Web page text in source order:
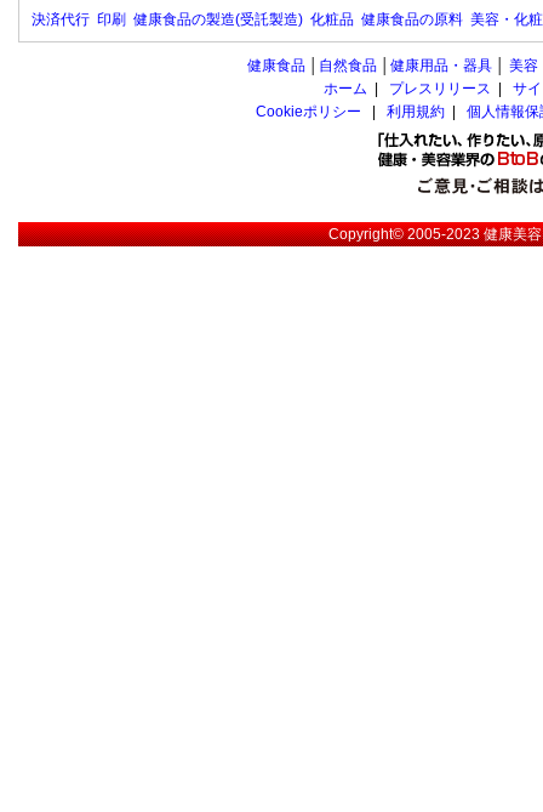
決済代行 印刷 健康食品の製造(受託製造) 化粧品 健康食品の原料 美容・化
健康食品 自然食品 健康用品・器具 美容
ホーム
プレスリリース
サ
Cookieポリシー
利用規約 個人情報
Copyright© 2005-2023健康美